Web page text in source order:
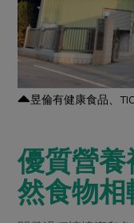
昱倫有健康食品、
優質營
然食物相